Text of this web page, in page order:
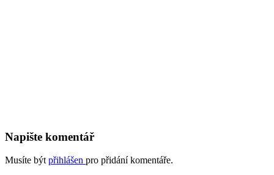
Napište komentář
Musíte být přihlášen pro přidání komentáře.